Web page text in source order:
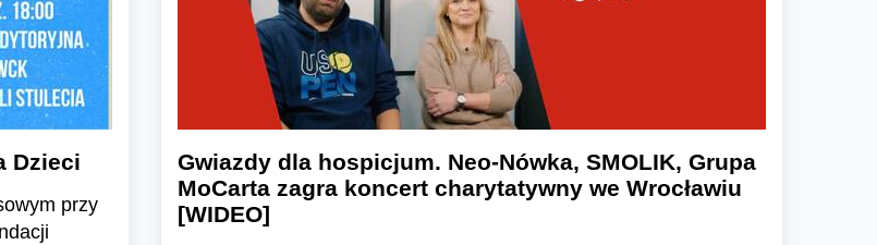
Dzieci
przy
Gwiazdy dla hospicjum. Neo-Nówka, SMOLIK, Grupa
MoCarta zagra koncert charytatywny we Wrocławiu
[WIDEO]